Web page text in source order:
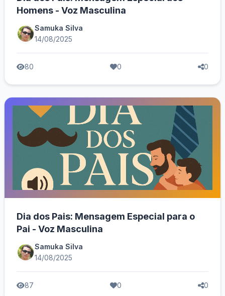
Homens - Voz Masculina
Samuka Silva
14/08/2025
80 0 0
Dia dos Pais: Mensagem Especial para o
Pai - Voz Masculina
Samuka Silva
14/08/2025
87 0 0